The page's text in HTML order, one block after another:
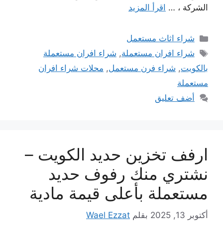
الشركة ، … اقرأ المزيد
التصنيفات
شراء اثاث مستعمل
الوسوم
شراء افران مستعملة, شراء افران مستعملة
بالكويت, شراء فرن مستعمل, محلات شراء افران
مستعملة
أضف تعليق
ارفف تخزين حديد الكويت –
نشتري منك رفوف حديد
مستعملة بأعلى قيمة مادية
أكتوبر 13, 2025 بقلم Wael Ezzat